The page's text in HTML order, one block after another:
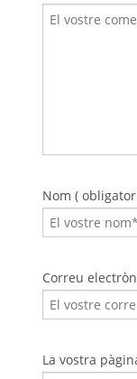
Nom (
Correu
La vostra